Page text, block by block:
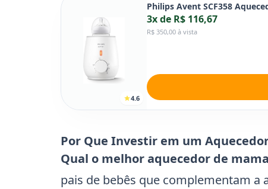
4.6
Philips Avent SCF358
3x de R$ 116,67
R$ 350,00 à vista
Por Que Investir em um
Qual o melhor aquecedor de
pais de bebês que complementam